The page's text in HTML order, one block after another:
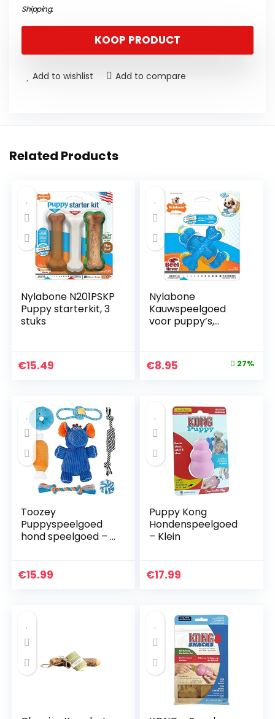
Shipping.
KOOP PRODUCT
Add to wishlist Add to compare
Related Products
Nylabone N201PSKP
Puppy starterkit, 3
stuks
€15.49
Nylabone
Kauwspeelgoed
voor puppy’s,
hond kauwen
Original
€12.32.
€8.95
€8.95.
27%
Toozey
Puppyspeelgoed
hond speelgoed – 7
hondenspeelgoed
intelligentie
hondenaccessoires
– natuurlijk katoen
€15.99
Puppy Kong
Hondenspeelgoed
– Klein
€17.99